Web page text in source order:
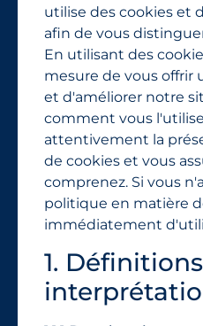
utilise des cookies et
afin de vous
En utilisant des
mesure de vous offrir
et d'améliorer notre
comment vous
attentivement la
de cookies et vous
comprenez. Si vous
politique en matière
immédiatement
1.